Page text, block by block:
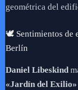
geométrica del
🕊️ Sentimientos de
Berlín
Daniel Libeskind
«Jardín del Exilio»